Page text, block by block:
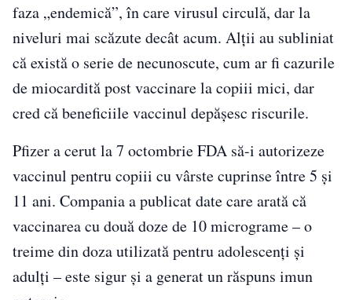
faza „endemică”, în care virusul circulă, dar la
niveluri mai scăzute decât acum. Alții au subliniat
că există o serie de necunoscute, cum ar fi cazurile
de miocardită post vaccinare la copiii mici, dar
cred că beneficiile vaccinul depășesc riscurile.
Pfizer a cerut la 7 octombrie FDA să-i autorizeze
vaccinul pentru copiii cu vârste cuprinse între 5 și
11 ani. Compania a publicat date care arată că
vaccinarea cu două doze de 10 micrograme – o
treime din doza utilizată pentru adolescenți și
adulți – este sigur și a generat un răspuns imun